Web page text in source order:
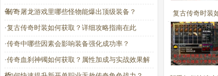
备？
·传奇屠龙游戏里哪些怪物能爆出顶级装备？
·复古传奇时装如何获取？详细攻略指南在此
·传奇中哪些因素会影响装备强化成功率？
·传奇血刹神镯如何获取？属性加成与实战效果解
复古传奇时装
取？详细攻略